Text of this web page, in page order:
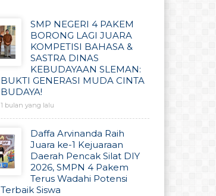
SMP NEGERI 4 PAKEM
BORONG LAGI JUARA
KOMPETISI BAHASA &
SASTRA DINAS
KEBUDAYAAN SLEMAN:
BUKTI GENERASI MUDA CINTA
BUDAYA!
1 bulan yang lalu
Daffa Arvinanda Raih
Juara ke-1 Kejuaraan
Daerah Pencak Silat DIY
2026, SMPN 4 Pakem
Terus Wadahi Potensi
Terbaik Siswa